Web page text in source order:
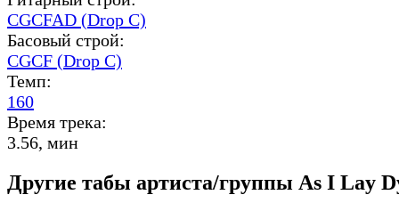
CGCFAD (Drop C)
Басовый строй:
CGCF (Drop C)
Темп:
160
Время трека:
3.56, мин
Другие табы артиста/группы As I Lay